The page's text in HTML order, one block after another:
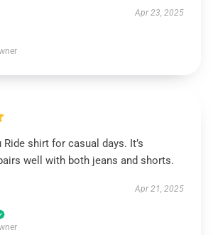
Apr 23, 2025
Ride shirt for casual days. It’s
well with both jeans and shorts.
Apr 21, 2025